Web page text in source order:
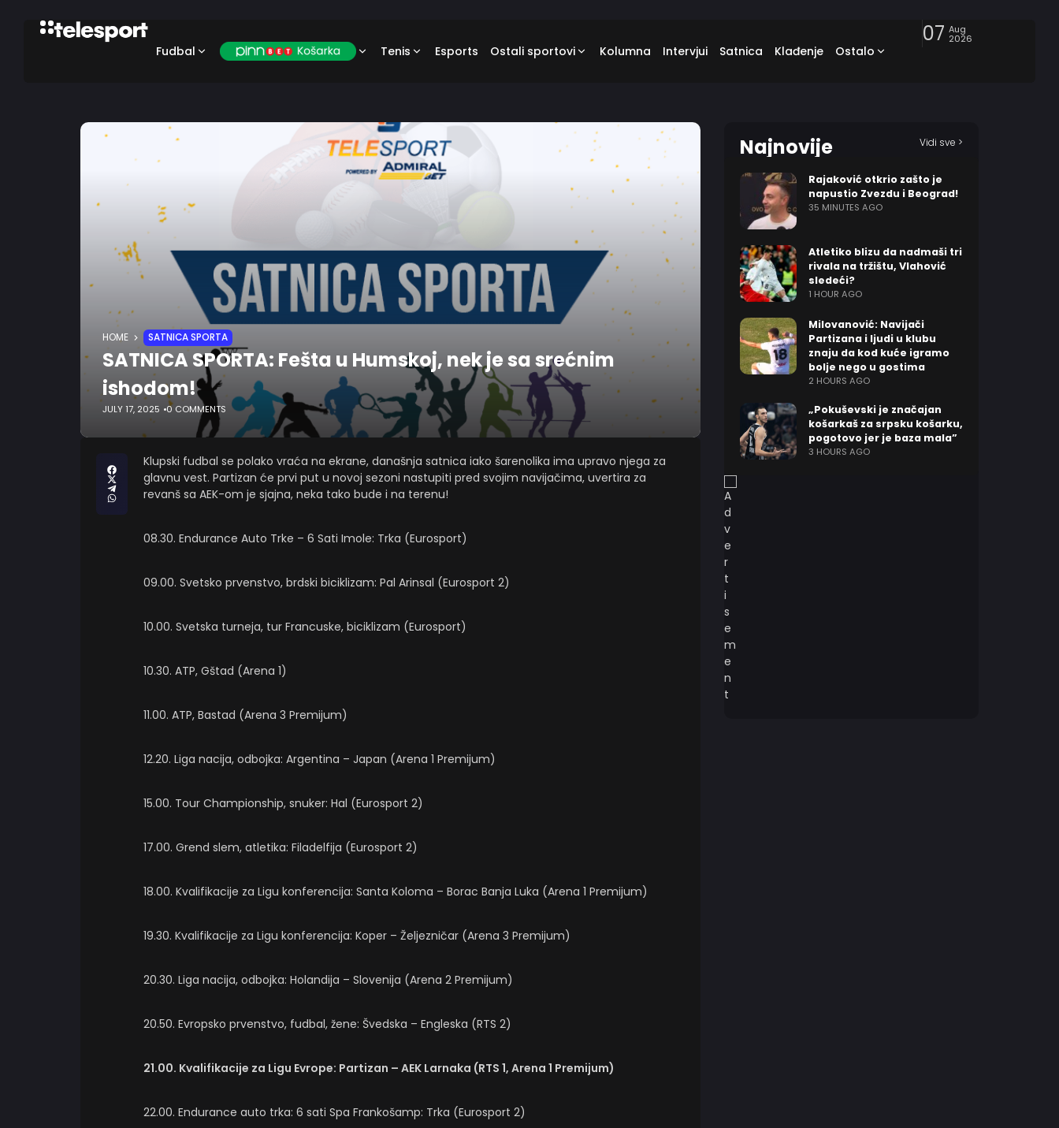
Fudbal Tenis Esports Ostali sportovi Kolumna Intervjui Satnica Klađenje Ostalo
07 Aug
2026
HOME SATNICA SPORTA
SATNICA SPORTA: Fešta u Humskoj, nek je sa srećnim
ishodom!
JULY 17, 2025 0 COMMENTS
Klupski fudbal se polako vraća na ekrane, današnja satnica iako šarenolika ima upravo njega za
glavnu vest. Partizan će prvi put u novoj sezoni nastupiti pred svojim navijačima, uvertira za
revanš sa AEK-om je sjajna, neka tako bude i na terenu!
08.30. Endurance Auto Trke – 6 Sati Imole: Trka (Eurosport)
09.00. Svetsko prvenstvo, brdski biciklizam: Pal Arinsal (Eurosport 2)
10.00. Svetska turneja, tur Francuske, biciklizam (Eurosport)
10.30. ATP, Gštad (Arena 1)
11.00. ATP, Bastad (Arena 3 Premijum)
12.20. Liga nacija, odbojka: Argentina – Japan (Arena 1 Premijum)
15.00. Tour Championship, snuker: Hal (Eurosport 2)
17.00. Grend slem, atletika: Filadelfija (Eurosport 2)
18.00. Kvalifikacije za Ligu konferencija: Santa Koloma – Borac Banja Luka (Arena 1 Premijum)
19.30. Kvalifikacije za Ligu konferencija: Koper – Željezničar (Arena 3 Premijum)
20.30. Liga nacija, odbojka: Holandija – Slovenija (Arena 2 Premijum)
20.50. Evropsko prvenstvo, fudbal, žene: Švedska – Engleska (RTS 2)
21.00. Kvalifikacije za Ligu Evrope: Partizan – AEK Larnaka (RTS 1, Arena 1 Premijum)
22.00. Endurance auto trka: 6 sati Spa Frankošamp: Trka (Eurosport 2)
Najnovije Vidi sve >
Rajaković otkrio zašto je
napustio Zvezdu i Beograd!
35 MINUTES AGO
Atletiko blizu da nadmaši tri
rivala na tržištu, Vlahović
sledeći?
1 HOUR AGO
Milovanović: Navijači
Partizana i ljudi u klubu
znaju da kod kuće igramo
bolje nego u gostima
2 HOURS AGO
„Pokuševski je značajan
košarkaš za srpsku košarku,
pogotovo jer je baza mala”
3 HOURS AGO